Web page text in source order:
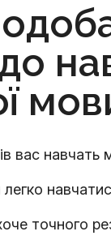
вас навчать
точного